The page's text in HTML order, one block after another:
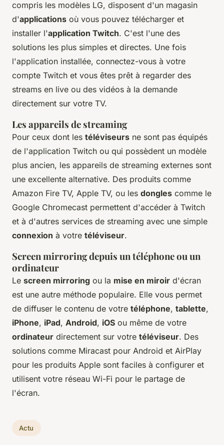
compris les modèles LG, disposent d'un magasin
d'applications où vous pouvez télécharger et
installer l'application Twitch. C'est l'une des
solutions les plus simples et directes. Une fois
l'application installée, connectez-vous à votre
compte Twitch et vous êtes prêt à regarder des
streams en live ou des vidéos à la demande
directement sur votre TV.
Les appareils de streaming
Pour ceux dont les téléviseurs ne sont pas équipés
de l'application Twitch ou qui possèdent un modèle
plus ancien, les appareils de streaming externes sont
une excellente alternative. Des produits comme
Amazon Fire TV, Apple TV, ou les dongles comme le
Google Chromecast permettent d'accéder à Twitch
et à d'autres services de streaming avec une simple
connexion à votre téléviseur.
Screen mirroring depuis un téléphone ou un
ordinateur
Le screen mirroring ou la mise en miroir d'écran
est une autre méthode populaire. Elle vous permet
de diffuser le contenu de votre téléphone, tablette,
iPhone, iPad, Android, iOS ou même de votre
ordinateur directement sur votre téléviseur. Des
solutions comme Miracast pour Android et AirPlay
pour les produits Apple sont faciles à configurer et
utilisent votre réseau Wi-Fi pour le partage de
l'écran.
Actu